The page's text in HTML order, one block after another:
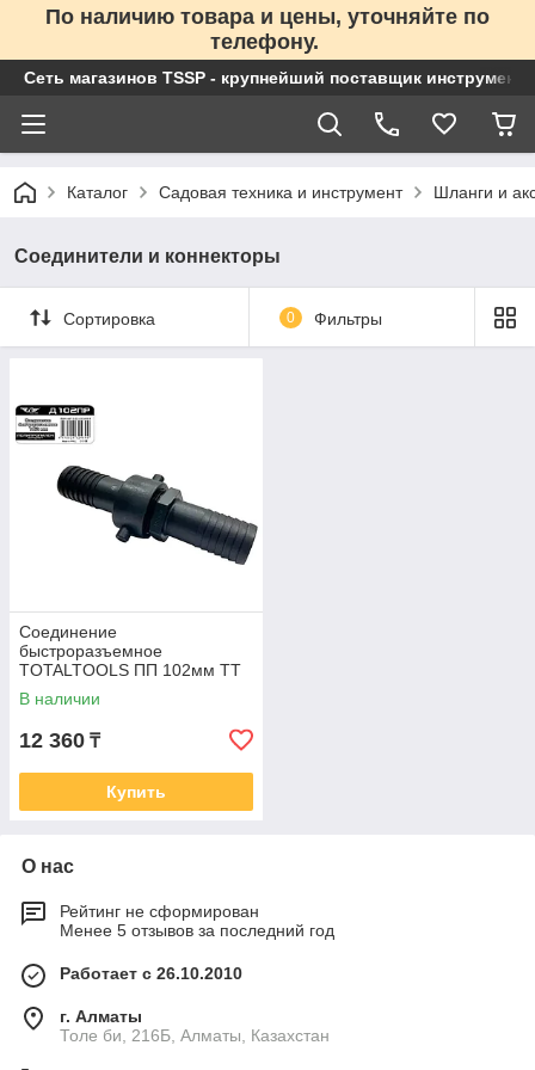
По наличию товара и цены, уточняйте по
телефону.
Сеть магазинов TSSP - крупнейший поставщик
Каталог Садовая техника и инструмент Шланги и
Соединители и коннекторы
Сортировка 0 Фильтры
Соединение
быстроразъемное
TOTALTOOLS ПП 102мм ТТ
Д102ПР
В наличии
12 360 ₸
Купить
О нас
Рейтинг не сформирован
Менее 5 отзывов за последний год
Работает с 26.10.2010
г. Алматы
Толе би, 216Б, Алматы, Казахстан